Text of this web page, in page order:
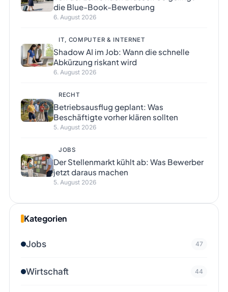
die Blue-Book-Bewerbung
6. August 2026
IT, COMPUTER & INTERNET
Shadow AI im Job: Wann die schnelle
Abkürzung riskant wird
6. August 2026
RECHT
Betriebsausflug geplant: Was
Beschäftigte vorher klären sollten
5. August 2026
JOBS
Der Stellenmarkt kühlt ab: Was Bewerber
jetzt daraus machen
5. August 2026
Kategorien
Jobs 47
Wirtschaft 44